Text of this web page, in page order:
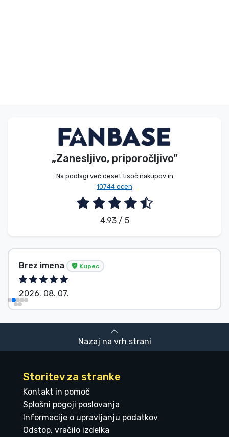
„Zanesljivo, priporočljivo”
Na podlagi več deset tisoč nakupov in
10744 ocen
4.93 / 5
Brez imena Kupec
2026. 08. 07.
Nazaj na vrh strani
Storitev za stranke
Kontakt in pomoč
Splošni pogoji poslovanja
Informacije o upravljanju podatkov
Odstop, vračilo izdelka
Blagovne znamke